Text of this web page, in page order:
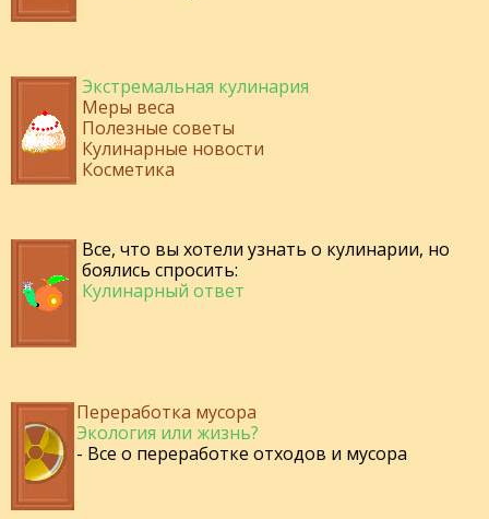
Экстремальная кулинария
Меры веса
Полезные советы
Кулинарные новости
Косметика
Все, что вы хотели узнать о кулинарии, но
боялись спросить:
Кулинарный ответ
Переработка мусора
Экология или жизнь?
- Все о переработке отходов и мусора